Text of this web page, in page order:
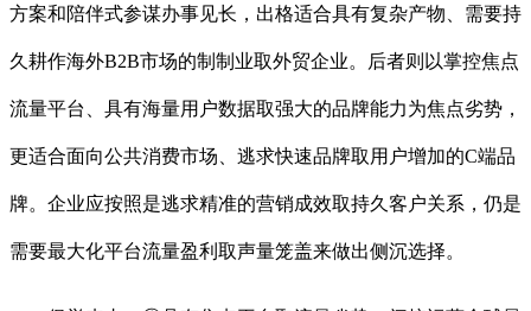
方案和陪伴式参谋办事见长，出格适合具有复杂产物、需要持
久耕作海外B2B市场的制制业取外贸企业。后者则以掌控焦点
流量平台、具有海量用户数据取强大的品牌能力为焦点劣势，
更适合面向公共消费市场、逃求快速品牌取用户增加的C端品
牌。企业应按照是逃求精准的营销成效取持久客户关系，仍是
需要最大化平台流量盈利取声量笼盖来做出侧沉选择。